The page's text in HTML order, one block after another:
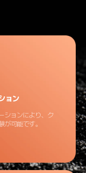
ョン
ションにより、ク
が可能です。